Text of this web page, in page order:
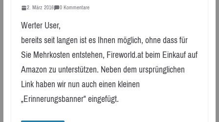
2. März 2016 0 Kommentare
Werter User,
bereits seit langen ist es Ihnen möglich, ohne dass für
Sie Mehrkosten entstehen, Fireworld.at beim Einkauf auf
Amazon zu unterstützen. Neben dem ursprünglichen
Link haben wir nun auch einen kleinen
„Erinnerungsbanner“ eingefügt.